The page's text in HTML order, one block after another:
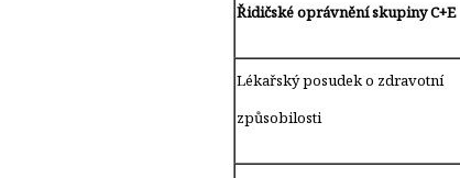
Řidičské oprávnění skupiny C+E
Lékařský posudek o zdravotní
způsobilosti